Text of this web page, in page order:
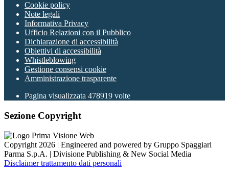
Cookie policy
Note legali
Informativa Privacy
Ufficio Relazioni con il Pubblico
Dichiarazione di accessibilità
Obiettivi di accessibilità
Whistleblowing
Gestione consensi cookie
Amministrazione trasparente
Pagina visualizzata 478919 volte
Sezione Copyright
Copyright 2026 | Engineered and powered by Gruppo Spaggiari
Parma S.p.A. | Divisione Publishing & New Social Media
Disclaimer trattamento dati personali